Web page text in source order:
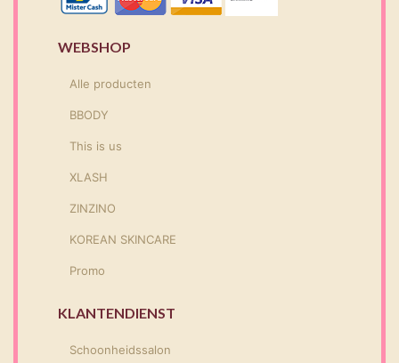
WEBSHOP
Alle producten
BBODY
This is us
XLASH
ZINZINO
KOREAN SKINCARE
Promo
KLANTENDIENST
Schoonheidssalon